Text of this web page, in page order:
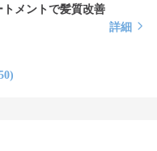
メントで髪質改善
詳細